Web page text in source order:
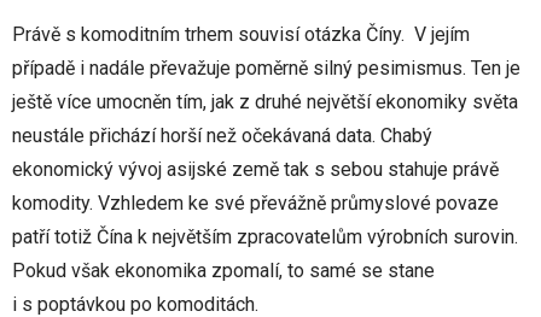
Právě s komoditním trhem souvisí otázka Číny. V jejím
případě i nadále převažuje poměrně silný pesimismus. Ten je
ještě více umocněn tím, jak z druhé největší ekonomiky světa
neustále přichází horší než očekávaná data. Chabý
ekonomický vývoj asijské země tak s sebou stahuje právě
komodity. Vzhledem ke své převážně průmyslové povaze
patří totiž Čína k největším zpracovatelům výrobních surovin.
Pokud však ekonomika zpomalí, to samé se stane
i s poptávkou po komoditách.